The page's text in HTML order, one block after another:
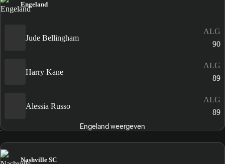
Engeland
Jude Bellingham
ALG
90
Harry Kane
ALG
89
Alessia Russo
ALG
89
Engeland weergeven
Nashville SC